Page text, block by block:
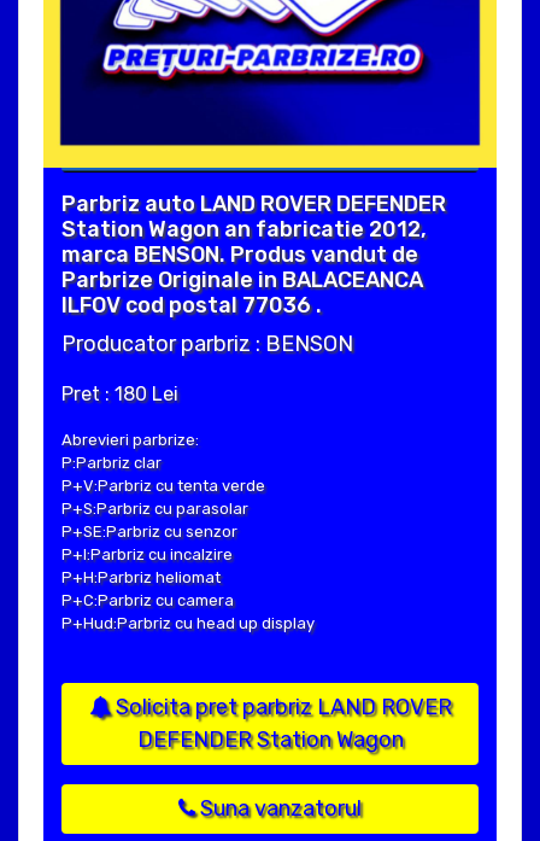
Parbriz auto LAND ROVER DEFENDER
Station Wagon an fabricatie 2012,
marca BENSON. Produs vandut de
Parbrize Originale in BALACEANCA
ILFOV cod postal 77036 .
Producator parbriz : BENSON
Pret : 180 Lei
Abrevieri parbrize:
P:Parbriz clar
P+V:Parbriz cu tenta verde
P+S:Parbriz cu parasolar
P+SE:Parbriz cu senzor
P+I:Parbriz cu incalzire
P+H:Parbriz heliomat
P+C:Parbriz cu camera
P+Hud:Parbriz cu head up display
Solicita pret parbriz LAND ROVER
DEFENDER Station Wagon
Suna vanzatorul